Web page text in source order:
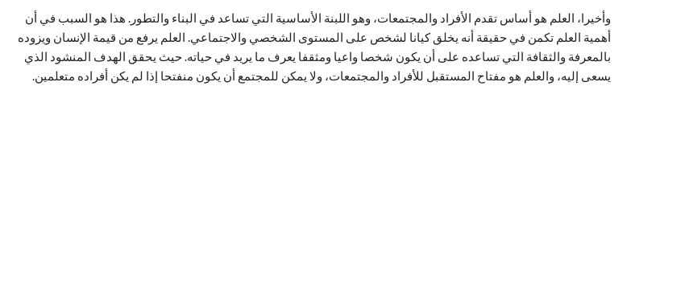
وأخيرا، العلم هو أساس تقدم الأفراد والمجتمعات، وهو اللبنة الأساسية التي تساعد في البناء والتطور. هذا هو السبب في أن
أهمية العلم تكمن في حقيقة أنه يخلق كيانا لشخص على المستوى الشخصي والاجتماعي. العلم يرفع من قيمة الإنسان ويزوده
بالمعرفة والثقافة التي تساعده على أن يكون شخصا واعيا ومثقفا يعرف ما يريد في حياته. حيث يحقق الهدف المنشود الذي
يسعى إليه، والعلم هو مفتاح المستقبل للأفراد والمجتمعات، ولا يمكن للمجتمع أن يكون منفتحا إذا لم يكن أفراده متعلمين.